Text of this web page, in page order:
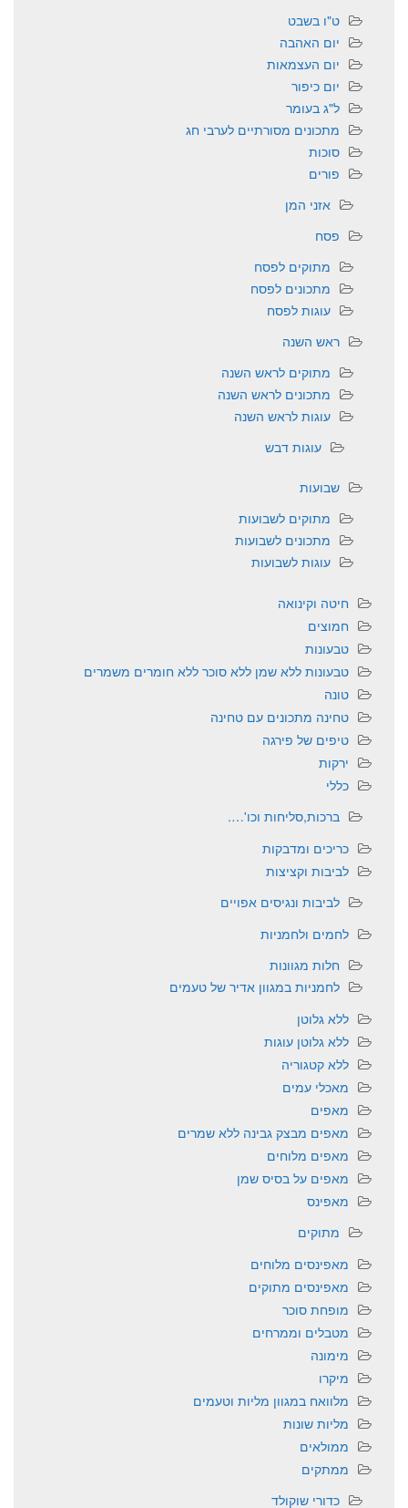
ט"ו בשבט
יום האהבה
יום העצמאות
יום כיפור
ל"ג בעומר
מתכונים מסורתיים לערבי חג
סוכות
פורים
אזני המן
פסח
מתוקים לפסח
מתכונים לפסח
עוגות לפסח
ראש השנה
מתוקים לראש השנה
מתכונים לראש השנה
עוגות לראש השנה
עוגות דבש
שבועות
מתוקים לשבועות
מתכונים לשבועות
עוגות לשבועות
חיטה וקינואה
חמוצים
טבעונות
טבעונות ללא שמן ללא סוכר ללא חומרים משמרים
טונה
טחינה מתכונים עם טחינה
טיפים של פירגה
ירקות
כללי
ברכות,סליחות וכו'….
כריכים ומדבקות
לביבות וקציצות
לביבות ונגיסים אפויים
לחמים ולחמניות
חלות מגוונות
לחמניות במגוון אדיר של טעמים
ללא גלוטן
ללא גלוטן עוגות
ללא קטגוריה
מאכלי עמים
מאפים
מאפים מבצק גבינה ללא שמרים
מאפים מלוחים
מאפים על בסיס שמן
מאפינס
מתוקים
מאפינסים מלוחים
מאפינסים מתוקים
מופחת סוכר
מטבלים וממרחים
מימונה
מיקרו
מלוואח במגוון מליות וטעמים
מליות שונות
ממולאים
ממתקים
כדורי שוקולד